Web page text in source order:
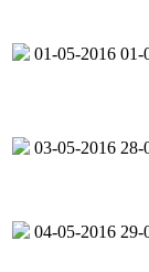
01-05-2016 01-
03-05-2016 28-
04-05-2016 29-